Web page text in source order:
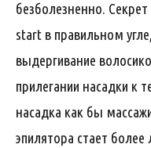
безболезненно.
start в правильном
выдергивание
прилегании насадки к
насадка как бы
эпилятора стает